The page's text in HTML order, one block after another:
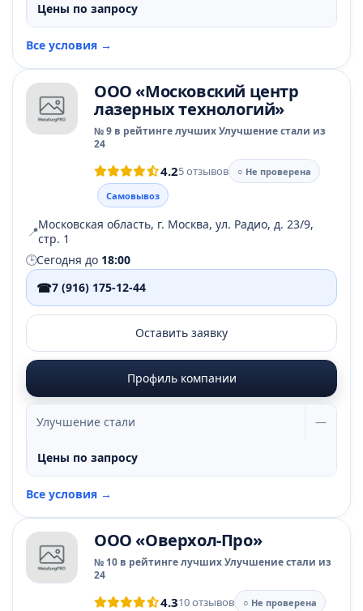
Цены по запросу
Все условия →
ООО «Московский центр
лазерных технологий»
№ 9 в рейтинге лучших Улучшение стали из
24
4.25 отзывов
○ Не проверена
Самовывоз
📍Московская область, г. Москва, ул. Радио, д. 23/9,
стр. 1
🕒Сегодня до 18:00
☎7 (916) 175-12-44
Оставить заявку
Профиль компании
Улучшение стали —
Цены по запросу
Все условия →
ООО «Оверхол-Про»
№ 10 в рейтинге лучших Улучшение стали из
24
4.310 отзывов
○ Не проверена